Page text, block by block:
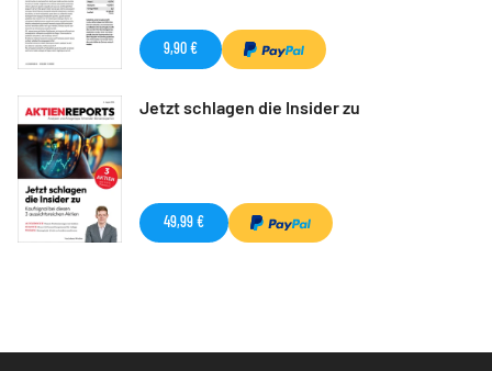
9,90 €
Jetzt schlagen die Insider zu
49,99 €